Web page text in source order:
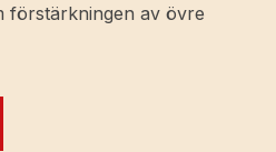
förstärkningen av övre